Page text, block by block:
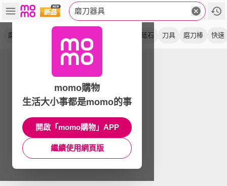
磨刀器具
磨刀石 砥石 刀具 磨刀棒 快速
momo購物
生活大小事都是momo的事
開啟「momo購物」APP
繼續使用網頁版